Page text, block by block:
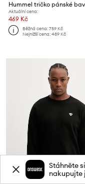
Aktuální cena:
469 Kč
Běžná cena:759 Kč
Nejnižší cena:489 Kč
Stáhněte
nakupujte